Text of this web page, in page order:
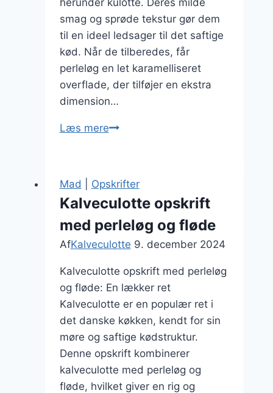
herunder kulotte. Deres milde
smag og sprøde tekstur gør dem
til en ideel ledsager til det saftige
kød. Når de tilberedes, får
perleløg en let karamelliseret
overflade, der tilføjer en ekstra
dimension…
Læs merePerleløg
lækker
til
kulotten
Mad Opskrifter
Kalveculotte opskrift
med perleløg og fløde
AfKalveculotte 9. december 2024
Kalveculotte opskrift med perleløg
og fløde: En lækker ret
Kalveculotte er en populær ret i
det danske køkken, kendt for sin
møre og saftige kødstruktur.
Denne opskrift kombinerer
kalveculotte med perleløg og
fløde, hvilket giver en rig og